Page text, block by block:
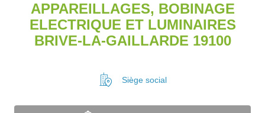
APPAREILLAGES, BOBINAGE
ELECTRIQUE ET LUMINAIRES
BRIVE-LA-GAILLARDE 19100
Siège social